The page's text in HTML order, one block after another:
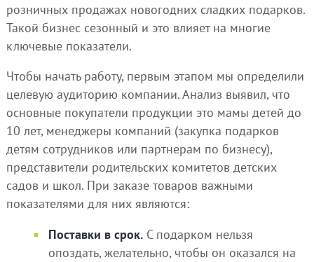
розничных продажах новогодних сладких подарков.
Такой бизнес сезонный и это влияет на многие
ключевые показатели.
Чтобы начать работу, первым этапом мы определили
целевую аудиторию компании. Анализ выявил, что
основные покупатели продукции это мамы детей до
10 лет, менеджеры компаний (закупка подарков
детям сотрудников или партнерам по бизнесу),
представители родительских комитетов детских
садов и школ. При заказе товаров важными
показателями для них являются:
Поставки в срок.С подарком нельзя
опоздать, желательно, чтобы он оказался на